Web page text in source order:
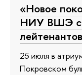
«Новое
НИУ ВШЭ
25 июля в
Покровском